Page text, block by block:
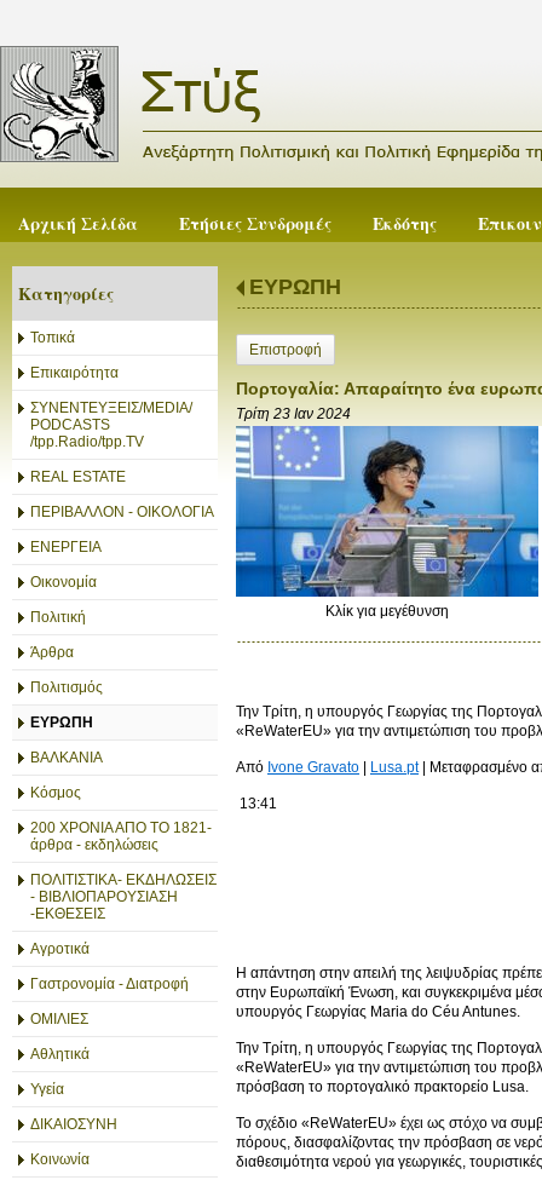
Αρχική Σελίδα Ετήσιες Συνδρομές Εκδότης
Κατηγορίες
Τοπικά
Επικαιρότητα
ΣΥΝΕΝΤΕΥΞΕΙΣ/MEDIA/
PODCASTS
/tpp.Radio/tpp.TV
REAL ESTATE
ΠΕΡΙΒΑΛΛΟΝ - ΟΙΚΟΛΟΓΙΑ
ΕΝΕΡΓΕΙΑ
Οικονομία
Πολιτική
Άρθρα
Πολιτισμός
ΕΥΡΩΠΗ
ΒΑΛΚΑΝΙΑ
Κόσμος
200 ΧΡΟΝΙΑ ΑΠΟ ΤΟ 1821-
άρθρα - εκδηλώσεις
ΠΟΛΙΤΙΣΤΙΚΑ- ΕΚΔΗΛΩΣΕΙΣ
- ΒΙΒΛΙΟΠΑΡΟΥΣΙΑΣΗ
-ΕΚΘΕΣΕΙΣ
Αγροτικά
Γαστρονομία - Διατροφή
ΟΜΙΛΙΕΣ
Αθλητικά
Υγεία
ΔΙΚΑΙΟΣΥΝΗ
Κοινωνία
ΕΥΡΩΠΗ
Επιστροφή
Πορτογαλία: Απαραίτητο ένα
Τρίτη 23 Ιαν 2024
Κλίκ για μεγέθυνση
Την Τρίτη, η υπουργός Γεωργίας της
«ReWaterEU» για την αντιμετώπιση του
Από Ivone Gravato Lusa.pt| Μεταφρασμένο
13:41
Η απάντηση στην απειλή της λειψυδρίας
στην Ευρωπαϊκή Ένωση, και συγκεκριμένα
υπουργός Γεωργίας Maria do Céu Antunes.
Την Τρίτη, η υπουργός Γεωργίας της
«ReWaterEU» για την αντιμετώπιση του
πρόσβαση το πορτογαλικό πρακτορείο Lusa.
Το σχέδιο «ReWaterEU» έχει ως στόχο να
πόρους, διασφαλίζοντας την πρόσβαση σε
διαθεσιμότητα νερού για γεωργικές,